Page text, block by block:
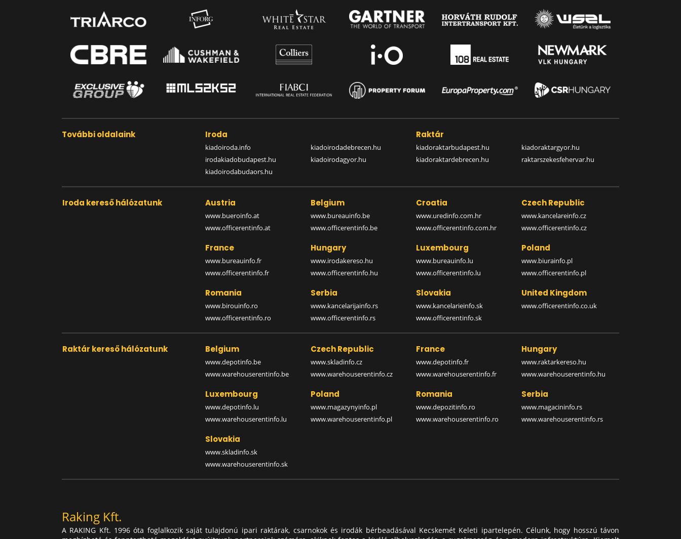
További oldalaink Iroda
kiadoiroda.info
irodakiadobudapest.hu
kiadoirodabudaors.hu
kiadoirodadebrecen.hu
kiadoirodagyor.hu
Raktár
kiadoraktarbudapest.hu
kiadoraktardebrecen.hu
kiadoraktargyor.hu
raktarszekesfehervar.hu
Iroda kereső hálózatunk Austria
www.bueroinfo.at
www.officerentinfo.at
Belgium
www.bureauinfo.be
www.officerentinfo.be
Croatia
www.uredinfo.com.hr
www.officerentinfo.com.hr
Czech Republic
www.kancelareinfo.cz
www.officerentinfo.cz
France
www.bureauinfo.fr
www.officerentinfo.fr
Hungary
www.irodakereso.hu
www.officerentinfo.hu
Luxembourg
www.bureauinfo.lu
www.officerentinfo.lu
Poland
www.biurainfo.pl
www.officerentinfo.pl
Romania
www.birouinfo.ro
www.officerentinfo.ro
Serbia
www.kancelarijainfo.rs
www.officerentinfo.rs
Slovakia
www.kancelarieinfo.sk
www.officerentinfo.sk
United Kingdom
www.officerentinfo.co.uk
Raktár kereső hálózatunk Belgium
www.depotinfo.be
www.warehouserentinfo.be
Czech Republic
www.skladinfo.cz
www.warehouserentinfo.cz
France
www.depotinfo.fr
www.warehouserentinfo.fr
Hungary
www.raktarkereso.hu
www.warehouserentinfo.hu
Luxembourg
www.depotinfo.lu
www.warehouserentinfo.lu
Poland
www.magazynyinfo.pl
www.warehouserentinfo.pl
Romania
www.depozitinfo.ro
www.warehouserentinfo.ro
Serbia
www.magacininfo.rs
www.warehouserentinfo.rs
Slovakia
www.skladinfo.sk
www.warehouserentinfo.sk
Raking Kft.
A RAKING Kft. 1996 óta foglalkozik saját tulajdonú ipari raktárak, csarnokok és irodák bérbeadásával Kecskemét Keleti ipartelepén. Célunk, hogy hosszú távon